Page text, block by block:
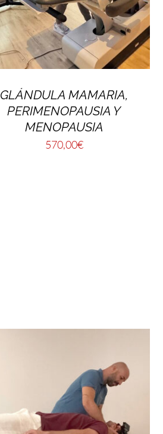
GLÁNDULA MAMARIA,
PERIMENOPAUSIA Y
MENOPAUSIA
570,00€